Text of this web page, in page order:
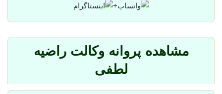
+
مشاهده پروانه وکالت راضیه
لطفی